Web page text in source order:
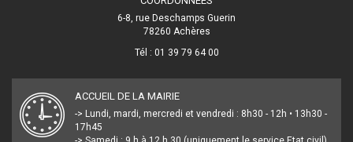
6-8, rue Deschamps Guerin
78260 Achères
Tél : 01 39 79 64 00
ACCUEIL DE LA MAIRIE
-> Lundi, mardi, mercredi et vendredi : 8h30 - 12h • 13h30 -
17h45